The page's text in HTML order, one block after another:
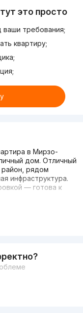
это просто
требования;
квартиру;
в Мирзо-
дом. Отличный
район, рядом
инфраструктура.
— готова к